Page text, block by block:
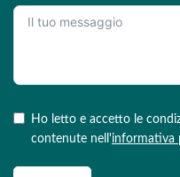
Ho letto e accetto le
contenute nell'informativa